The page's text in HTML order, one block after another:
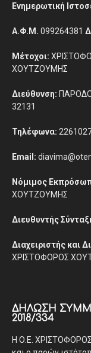
Ενημερωτική
Α.Φ.Μ. 099264381
Μέτοχοι:
ΧΟΥΤΖΟΥΜΗΣ
Διεύθυνση:
32131
Τηλέφωνα:
Email:
Νόμιμος
ΧΟΥΤΖΟΥΜΗΣ
Διευθυντής
Διαχειριστής και
ΧΡΙΣΤΟΦΟΡΟΣ
ΔΉΛΩΣΗ
2018/334
Η Ο.Ε.